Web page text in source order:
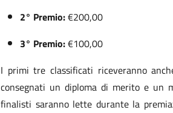
2° Premio:€200,00
3° Premio:€100,00
I primi tre classificati riceveranno
consegnati un diploma di merito e un
finalisti saranno lette durante la